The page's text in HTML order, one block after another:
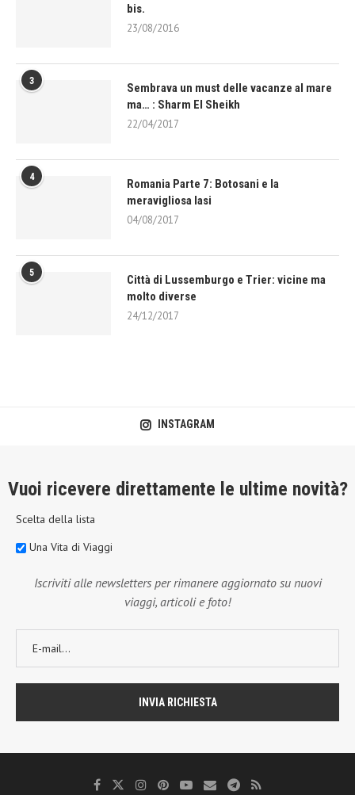
bis.
23/08/2016
3
Sembrava un must delle vacanze al mare
ma… : Sharm El Sheikh
22/04/2017
4
Romania Parte 7: Botosani e la
meravigliosa Iasi
04/08/2017
5
Città di Lussemburgo e Trier: vicine ma
molto diverse
24/12/2017
INSTAGRAM
Vuoi ricevere direttamente le ultime novità?
Scelta della lista
Una Vita di Viaggi
Iscriviti alle newsletters per rimanere aggiornato su nuovi
viaggi, articoli e foto!